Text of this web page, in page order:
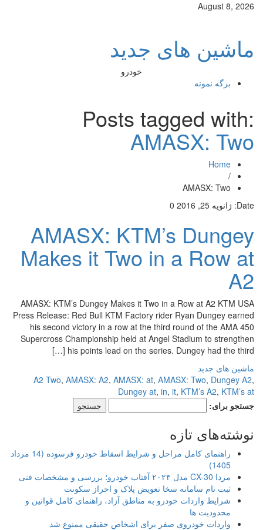
August 8, 2026
ماشین های جدید
خودرو
برگه نمونه
Posts tagged with:
AMASX: Two
Home
/
AMASX: Two
Date: ژانویه 25, 2016 0
AMASX: KTM’s Dungey
Makes it Two in a Row at
A2
AMASX: KTM’s Dungey Makes it Two in a Row at A2 KTM USA
Press Release: Red Bull KTM Factory rider Ryan Dungey earned
his second victory in a row at the third round of the AMA 450
Supercross Championship held at Angel Stadium to strengthen
his points lead on the series. Dungey had the third […]
ماشین های جدید
A2 Two,AMASX: A2,AMASX: at,AMASX: Two,Dungey A2
Dungey at, in, it,KTM’s A2,KTM’s at
جستجو برای:
نوشته‌های تازه
راهنمای کامل مراحل و شرایط اسقاط خودرو فرسوده (14 مرداد
1405)
مزدا CX-30 مدل ۲۰۲۴ آفتاب خودرو؛ بررسی و مشخصات فنی
ثبت نام سامانه سخا تعویض پلاک و احراز سکونت
شرایط واردات خودرو به مناطق آزاد، راهنمای کامل قوانین و
محدودیت ها
واردات خودروی صفر برای اشخاص حقیقی ممنوع شد